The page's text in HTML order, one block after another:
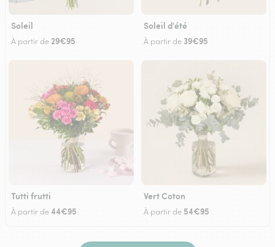
Soleil
À partir de 29€95
Soleil d'été
À partir de 39€95
Tutti frutti
À partir de44€95
Vert Coton
À partir de 54€95